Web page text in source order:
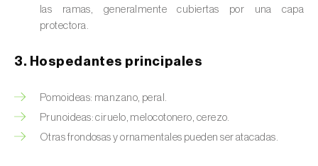
Barrenillo del olmo ( Scolytus multistriatus
typographus)
Bicho camello ( Chrysodeixis chalcites
las ramas, generalmente cubiertas por una capa
protectora.
3. Hospedantes principales
Pomoideas: manzano, peral.
Prunoideas: ciruelo, melocotonero, cerezo.
Otras frondosas y ornamentales pueden ser atacadas.